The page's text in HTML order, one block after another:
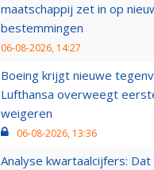
maatschappij zet in op
bestemmingen
06-08-2026, 14:27
Boeing krijgt nieuwe
Lufthansa overweegt
weigeren
06-08-2026, 13:36
Analyse kwartaalcijfers: Dat